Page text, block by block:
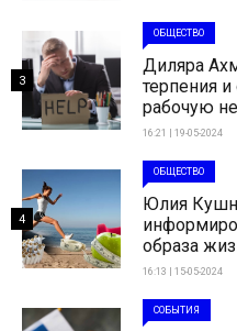
ОБЩЕСТВО
Диляра
терпения
рабочую
16:21 | 19-05-2024
3
ОБЩЕСТВО
Юлия
образа
16:13 | 15-05-2024
4
СОБЫТИЯ